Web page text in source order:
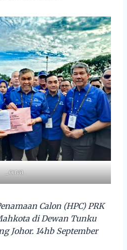
_cuva
Calon (HPC) PRK
di Dewan Tunku
Johor. 14hb September